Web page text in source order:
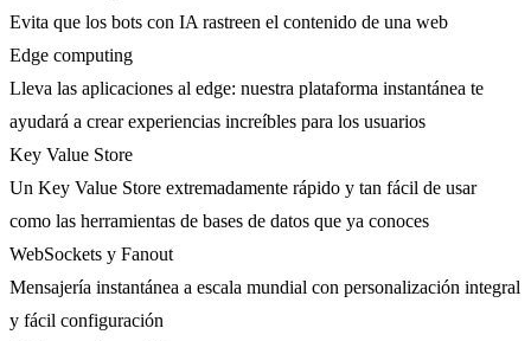
Evita que los bots con IA rastreen el contenido de una web
Edge computing
Lleva las aplicaciones al edge: nuestra plataforma instantánea te
ayudará a crear experiencias increíbles para los usuarios
Key Value Store
Un Key Value Store extremadamente rápido y tan fácil de usar
como las herramientas de bases de datos que ya conoces
WebSockets y Fanout
Mensajería instantánea a escala mundial con personalización integral
y fácil configuración